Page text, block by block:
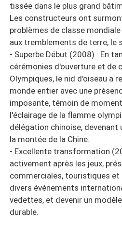
tissée dans le plus grand
Les constructeurs ont
problèmes de classe
aux tremblements de terre, le
- Superbe Début (2008) : En
cérémonies d'ouverture et de
Olympiques, le nid d'oiseau a
monde entier avec une
imposante, témoin de
l'éclairage de la flamme
délégation chinoise, devenant
la montée de la Chine.
- Excellente transformation
activement après les jeux,
commerciales, touristiques et
divers événements
vedettes, et devenir un
durable.